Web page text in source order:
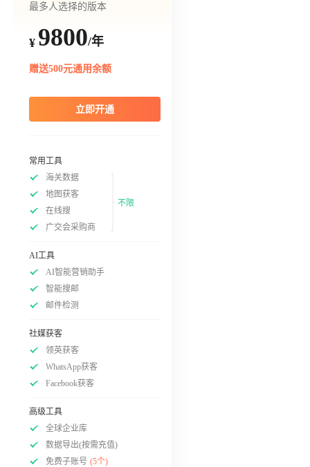
最多人选择的版本
¥ 9800/年
赠送500元通用余额
立即开通
常用工具
海关数据
地图获客
在线搜
广交会采购商
不限
AI工具
AI智能营销助手
智能搜邮
邮件检测
社媒获客
领英获客
WhatsApp获客
Facebook获客
高级工具
全球企业库
数据导出(按需充值)
免费子账号 (5个)